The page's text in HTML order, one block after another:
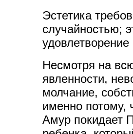
Эстетика
случайностью;
удовлетворение
Несмотря на
явленности,
молчание,
именно потому,
Амур покидает